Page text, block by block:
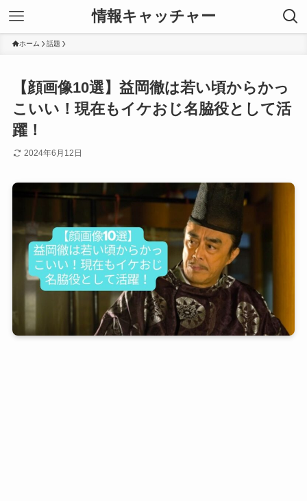
情報キャッチャー
ホーム 話題
【顔画像10選】益岡徹は若い頃からかっ
こいい！現在もイケおじ名脇役として活
躍！
2024年6月12日